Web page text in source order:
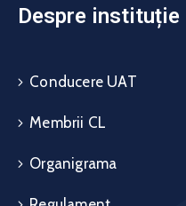
Despre instituție
Conducere UAT
Membrii CL
Organigrama